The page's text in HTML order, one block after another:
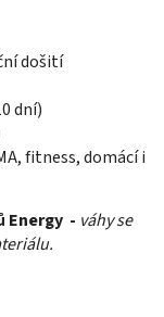
došití
dní)
fitness, domácí i
Energy - váhy se